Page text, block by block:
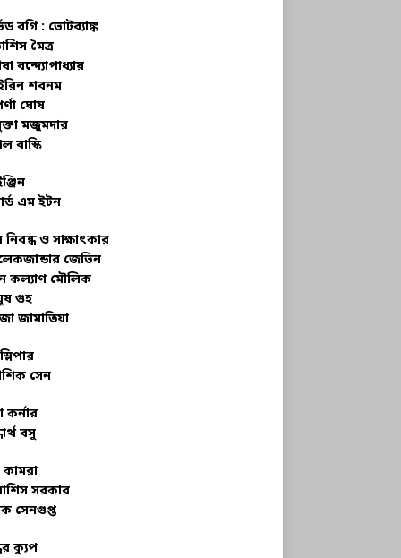
বগি : ভোটব্যাঙ্ক
মৈত্র
বন্দ্যোপাধ্যায়
শবনম
ঘোষ
মজুমদার
বাস্কি
এম ইটন
নিবন্ধ ও সাক্ষাৎকার
জেভিন
কল্যাণ মৌলিক
গুহ
জামাতিয়া
সেন
কর্নার
বসু
কামরা
সরকার
সেনগুপ্ত
ক্যুপ